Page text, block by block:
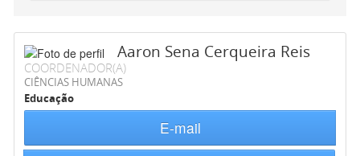
Aaron Sena Cerqueira Reis
COORDENADOR(A)
CIÊNCIAS HUMANAS
Educação
E-mail